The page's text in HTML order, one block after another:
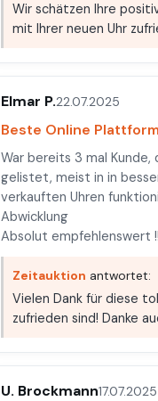
Wir schätzen Ihre
mit Ihrer neuen Uhr
Elmar P.22.07.2025
Beste Online
War bereits 3 mal Kunde,
gelistet, meist in in
verkauften Uhren
Abwicklung
Absolut empfehlenswert !!
Zeitauktion antwortet:
Vielen Dank für diese
zufrieden sind! Danke
U. Brockmann17.07.2025